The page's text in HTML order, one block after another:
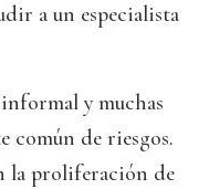
a un especialista
y muchas
común de riesgos.
la proliferación de